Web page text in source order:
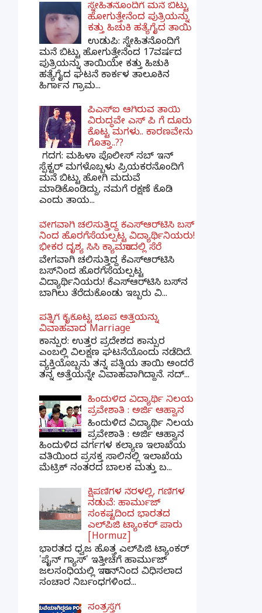
ಸ್ನೇಹಿತನೊಂದಿಗೆ ಮನೆ ಬಿಟ್ಟು
ಹೋಗುತ್ತೇನೆಂದ ಪುತ್ರಿಯನ್ನು
ಕತ್ತು ಹಿಚುಕಿ ಹತ್ಯೆಗೈದ ತಾಯಿ
ಉಡುಪಿ: ಸ್ನೇಹಿತನೊಂದಿಗೆ
ಮನೆ ಬಿಟ್ಟು ಹೋಗುತ್ತೇನೆಂದ 17ವರ್ಷದ
ಪುತ್ರಿಯನ್ನು ತಾಯಿಯೇ ಕತ್ತು ಹಿಚುಕಿ
ಹತ್ಯೆಗೈದ ಘಟನೆ ಕಾರ್ಕಳ ತಾಲೂಕಿನ
ಹಿರ್ಗಾನ ಗ್ರಾಮ...
ಪಿಎಸ್​ಐ ಆಗಿರುವ ತಾಯಿ
ವಿರುದ್ಧವೇ ಎಸ್ ಪಿ ಗೆ ದೂರು
ಕೊಟ್ಟ ಮಗಳು.. ಕಾರಣವೇನು
ಗೊತ್ತಾ..??
ಗದಗ​: ಮಹಿಳಾ ಪೊಲೀಸ್​ ಸಬ್ ​ಇನ್​
ಸ್ಪೆಕ್ಟರ್​ ಮಗಳೊಬ್ಬಳು ಪ್ರಿಯಕರನೊಂದಿಗೆ
ಮನೆ ಬಿಟ್ಟು ಹೋಗಿ ಮದುವೆ
ಮಾಡಿಕೊಂಡಿದ್ದು, ನಮಗೆ ರಕ್ಷಣೆ ಕೊಡಿ
ಎಂದು ತಾಯ...
ವೇಗವಾಗಿ ಚಲಿಸುತ್ತಿದ್ದ ಕೆಎಸ್​ಆರ್​ಟಿಸಿ ಬಸ್​
ನಿಂದ ಹೊರಗೆಸೆಯಲ್ಪಟ್ಟ ವಿದ್ಯಾರ್ಥಿನಿಯರು!
ಭೀಕರ ದೃಶ್ಯ ಸಿಸಿ ಕ್ಯಾಮರಾದಲ್ಲಿ ಸೆರೆ
ವೇಗವಾಗಿ ಚಲಿಸುತ್ತಿದ್ದ ಕೆಎಸ್‌ಆರ್‌ಟಿಸಿ
ಬಸ್‌ನಿಂದ ಹೊರಗೆಸೆಯಲ್ಪಟ್ಟ
ವಿದ್ಯಾರ್ಥಿನಿಯರು! ಕೆಎಸ್‌ಆರ್‌ಟಿಸಿ ಬಸ್‌ನ
ಬಾಗಿಲು ತೆರೆದುಕೊಂಡು ಇಬ್ಬರು ವಿ...
ಪತ್ನಿಗೆ ಕೈಕೊಟ್ಟ ಭೂಪ ಅತ್ತೆಯನ್ನು
ವಿವಾಹವಾದ Marriage
ಕಾನ್ಪುರ: ಉತ್ತರ ಪ್ರದೇಶದ ಕಾನ್ಪುರ
ಎಂಬಲ್ಲಿ ವಿಲಕ್ಷಣ ಘಟನೆಯೊಂದು ನಡೆದಿದೆ.
ವ್ಯಕ್ತಿಯೊಬ್ಬನು ತನ್ನ ಪತ್ನಿಯ ತಾಯಿ ಅಂದರೆ
ತನ್ನ ಅತ್ತೆಯನ್ನೇ ವಿವಾಹವಾಗಿದ್ದಾನೆ. ಸದ್...
ಹಿಂದುಳಿದ ವಿದ್ಯಾರ್ಥಿ ನಿಲಯ
ಪ್ರವೇಶಾತಿ : ಅರ್ಜಿ ಆಹ್ವಾನ
ಹಿಂದುಳಿದ ವಿದ್ಯಾರ್ಥಿ ನಿಲಯ
ಪ್ರವೇಶಾತಿ : ಅರ್ಜಿ ಆಹ್ವಾನ
ಹಿಂದುಳಿದ ವರ್ಗಗಳ ಕಲ್ಯಾಣ ಇಲಾಖೆಯ
ವತಿಯಿಂದ ಪ್ರಸಕ್ತ ಸಾಲಿನಲ್ಲಿ ಇಲಾಖೆಯ
ಮೆಟ್ರಿಕ್ ನಂತರದ ಬಾಲಕ ಮತ್ತು ಬ...
ಕ್ಷಿಪಣಿಗಳ ನೆರಳಲ್ಲಿ, ಗಣಿಗಳ
ನಡುವೆ: ಹಾರ್ಮುಜ್
ಸಂಕಷ್ಟದಿಂದ ಭಾರತದ
ಎಲ್‌ಪಿಜಿ ಟ್ಯಾಂಕರ್ ಪಾರು
[Hormuz]
ಭಾರತದ ಧ್ವಜ ಹೊತ್ತ ಎಲ್‌ಪಿಜಿ ಟ್ಯಾಂಕರ್
'ಪೈನ್ ಗ್ಯಾಸ್' ಇತ್ತೀಚೆಗೆ ಹಾರ್ಮುಜ್
ಜಲಸಂಧಿಯಲ್ಲಿ ಇರಾನ್‌ನಿಂದ ವಿಧಿಸಲಾದ
ಸಂಚಾರ ನಿರ್ಬಂಧಗಳಿಂದ...
ಸಂತ್ರಸ್ತೆಗೆ